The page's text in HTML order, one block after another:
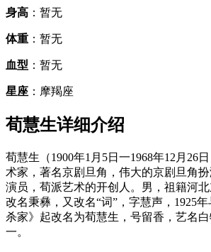
身高 ：暂无
体重 ：暂无
血型 ：暂无
星座 ：摩羯座
荀慧生详细介绍
荀慧生（1900年1月5日一1968年12月26
术家，著名京剧旦角，伟大的京剧旦角
演员，荀派艺术的开创人。男，祖籍河
改名秉彝，又改名“词”，字慧声，1925
杀家》起改名为荀慧生，号留香，艺名
一。